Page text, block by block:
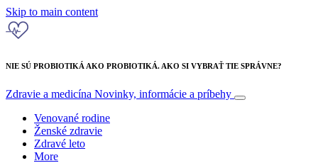
Skip to main content
NIE SÚ PROBIOTIKÁ AKO PROBIOTIKÁ. AKO SI VYBRAŤ TIE SPRÁVNE?
Zdravie a medicína Novinky, informácie a príbehy
Venované rodine
Ženské zdravie
Zdravé leto
More